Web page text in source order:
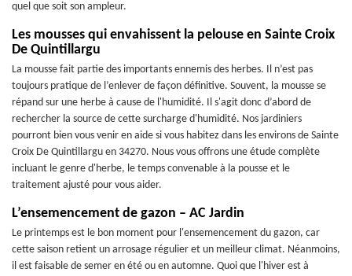
quel que soit son ampleur.
Les mousses qui envahissent la pelouse en Sainte Croix
De Quintillargu
La mousse fait partie des importants ennemis des herbes. Il n’est pas
toujours pratique de l’enlever de façon définitive. Souvent, la mousse se
répand sur une herbe à cause de l'humidité. Il s'agit donc d’abord de
rechercher la source de cette surcharge d'humidité. Nos jardiniers
pourront bien vous venir en aide si vous habitez dans les environs de Sainte
Croix De Quintillargu en 34270. Nous vous offrons une étude complète
incluant le genre d'herbe, le temps convenable à la pousse et le
traitement ajusté pour vous aider.
L’ensemencement de gazon – AC Jardin
Le printemps est le bon moment pour l'ensemencement du gazon, car
cette saison retient un arrosage régulier et un meilleur climat. Néanmoins,
il est faisable de semer en été ou en automne. Quoi que l'hiver est à